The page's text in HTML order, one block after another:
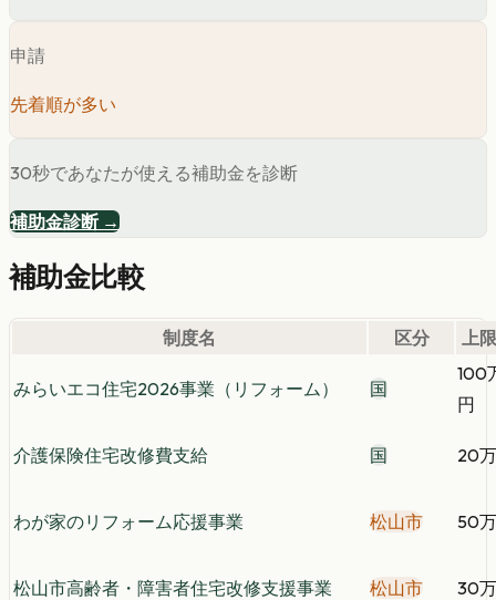
申請
先着順が多い
30秒であなたが使える補助金を診断
補助金診断 →
補助金比較
制度名 区分 上
みらいエコ住宅2026事業（リフォーム） 国
100
円
介護保険住宅改修費支給 国 20
わが家のリフォーム応援事業 松山市 50
松山市高齢者・障害者住宅改修支援事業 松山市 30